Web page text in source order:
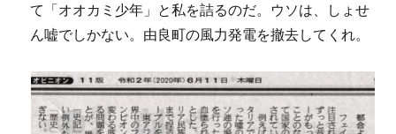
て「オオカミ少年」と私を詰るのだ。ウソは、しょせ
ん嘘でしかない。由良町の風力発電を撤去してくれ。